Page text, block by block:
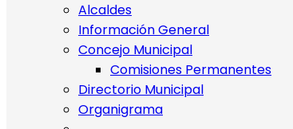
Alcaldes
Información General
Concejo Municipal
Comisiones Permanentes
Directorio Municipal
Organigrama